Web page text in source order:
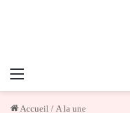
Menu
Accueil / A la une